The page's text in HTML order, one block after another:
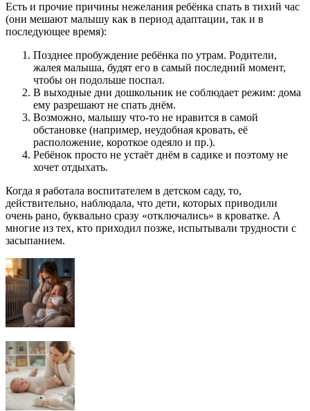
Есть и прочие причины нежелания ребёнка спать в тихий час
(они мешают малышу как в период адаптации, так и в
последующее время):
Позднее пробуждение ребёнка по утрам. Родители,
жалея малыша, будят его в самый последний момент,
чтобы он подольше поспал.
В выходные дни дошкольник не соблюдает режим: дома
ему разрешают не спать днём.
Возможно, малышу что-то не нравится в самой
обстановке (например, неудобная кровать, её
расположение, короткое одеяло и пр.).
Ребёнок просто не устаёт днём в садике и поэтому не
хочет отдыхать.
Когда я работала воспитателем в детском саду, то,
действительно, наблюдала, что дети, которых приводили
очень рано, буквально сразу «отключались» в кроватке. А
многие из тех, кто приходил позже, испытывали трудности с
засыпанием.